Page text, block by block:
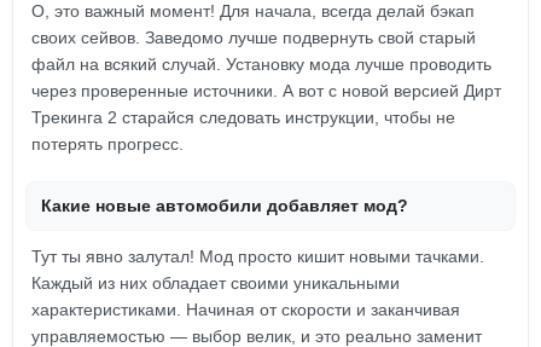
О, это важный момент! Для начала, всегда делай бэкап
своих сейвов. Заведомо лучше подвернуть свой старый
файл на всякий случай. Установку мода лучше проводить
через проверенные источники. А вот с новой версией Дирт
Трекинга 2 старайся следовать инструкции, чтобы не
потерять прогресс.
Какие новые автомобили добавляет мод?
Тут ты явно залутал! Мод просто кишит новыми тачками.
Каждый из них обладает своими уникальными
характеристиками. Начиная от скорости и заканчивая
управляемостью — выбор велик, и это реально заменит